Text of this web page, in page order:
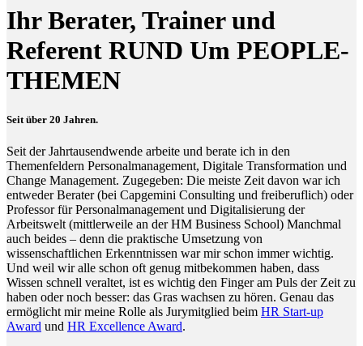
Ihr Berater, Trainer und
Referent RUND Um PEOPLE-
THEMEN
Seit über 20 Jahren.
Seit der Jahrtausendwende arbeite und berate ich in den
Themenfeldern Personalmanagement, Digitale Transformation und
Change Management. Zugegeben: Die meiste Zeit davon war ich
entweder Berater (bei Capgemini Consulting und freiberuflich) oder
Professor für Personalmanagement und Digitalisierung der
Arbeitswelt (mittlerweile an der HM Business School) Manchmal
auch beides – denn die praktische Umsetzung von
wissenschaftlichen Erkenntnissen war mir schon immer wichtig.
Und weil wir alle schon oft genug mitbekommen haben, dass
Wissen schnell veraltet, ist es wichtig den Finger am Puls der Zeit zu
haben oder noch besser: das Gras wachsen zu hören. Genau das
ermöglicht mir meine Rolle als Jurymitglied beim HR Start-up
Award und HR Excellence Award.